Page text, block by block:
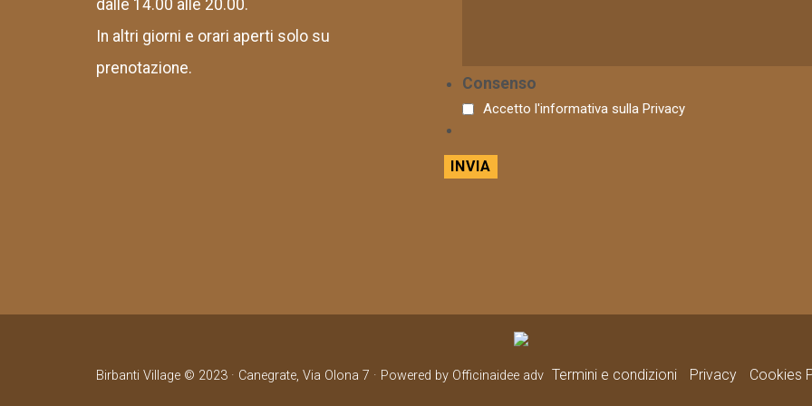
dalle 14.00 alle 20.00.
In altri giorni e orari aperti solo su
prenotazione.
Consenso
Accetto l'informativa sulla Privacy
Birbanti Village © 2023 · Canegrate, Via Olona 7 · Powered by Officinaidee adv Termini e condizioni Privacy Cookies